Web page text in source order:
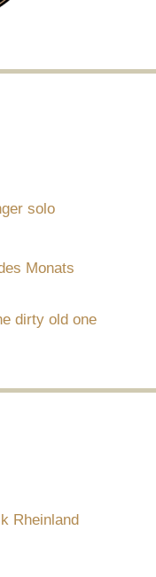
solo
Monats
dirty old one
Rheinland